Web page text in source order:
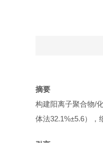
摘要
构建阳离子聚合物/
体法32.1%±5.6），